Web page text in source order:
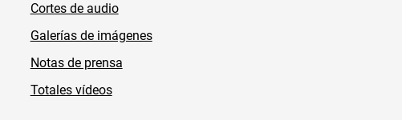
Cortes de audio
Galerías de imágenes
Notas de prensa
Totales vídeos